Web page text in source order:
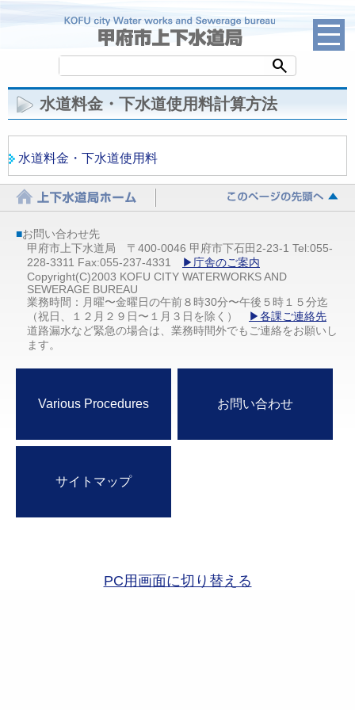
search
水道料金・下水道使用料計算方法
水道料金・下水道使用料
■お問い合わせ先
甲府市上下水道局 〒400-0046 甲府市下石田2-23-1 Tel:055-
228-3311 Fax:055-237-4331
▶庁舎のご案内
Copyright(C)2003 KOFU CITY WATERWORKS AND
SEWERAGE BUREAU
業務時間：月曜〜金曜日の午前８時30分〜午後５時１５分迄
（祝日、１２月２９日〜１月３日を除く）
▶各課ご連絡先
道路漏水など緊急の場合は、業務時間外でもご連絡をお願いし
ます。
Various Procedures お問い合わせ
サイトマップ
PC用画面に切り替える